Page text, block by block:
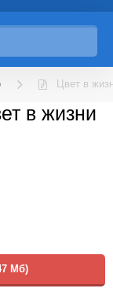
Цвет в
в жизни
Мб)